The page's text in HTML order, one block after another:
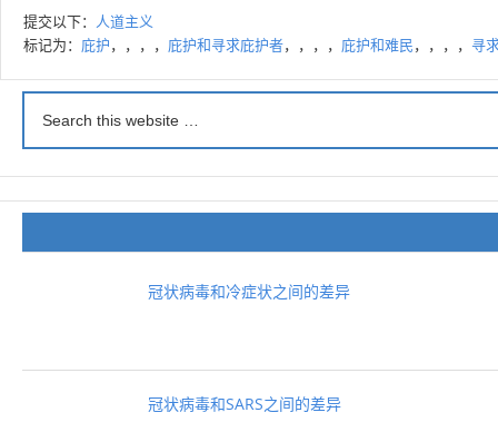
提交以下： 人道主义
标记为： 庇护，，，， 庇护和寻求庇护者，，，， 庇护和难民，，，， 寻
冠状病毒和冷症状之间的差异
冠状病毒和SARS之间的差异